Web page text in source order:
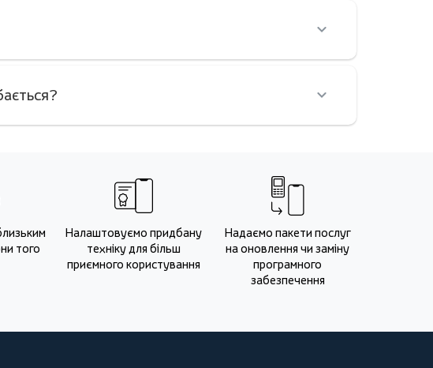
того
Налаштовуємо придбану
техніку для більш
приємного користування
Надаємо пакети послуг
на оновлення чи заміну
програмного
забезпечення